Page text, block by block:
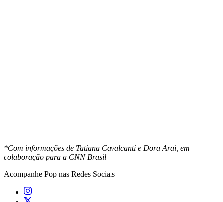
*Com informações de Tatiana Cavalcanti e Dora Arai, em
colaboração para a CNN Brasil
Acompanhe Pop nas Redes Sociais